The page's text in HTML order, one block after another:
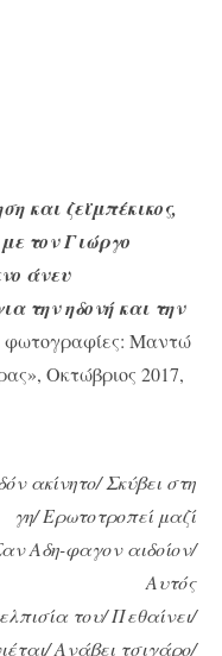
και ζεϊμπέκικος,
τον Γιώργο
άνευ
την ηδονή και την
φωτογραφίες: Μαντώ
Οκτώβριος 2017,
ακίνητο/ Σκύβει στη
γη/ Ερωτοτροπεί μαζί
Αδη-φαγον αιδοίον/
Αυτός
του/ Πεθαίνει/
Ανάβει τσιγάρο/